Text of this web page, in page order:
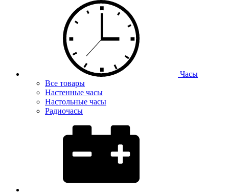
Часы
Все товары
Настенные часы
Настольные часы
Радиочасы